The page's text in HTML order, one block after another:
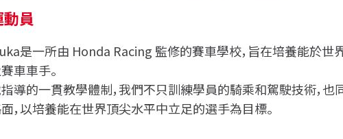
員
是一所由 Honda Racing 監修的賽車學校，旨在培養能於世
車車手。
導的一貫教學體制，我們不只訓練學員的騎乘和駕駛技術，也
，以培養能在世界頂尖水平中立足的選手為目標。